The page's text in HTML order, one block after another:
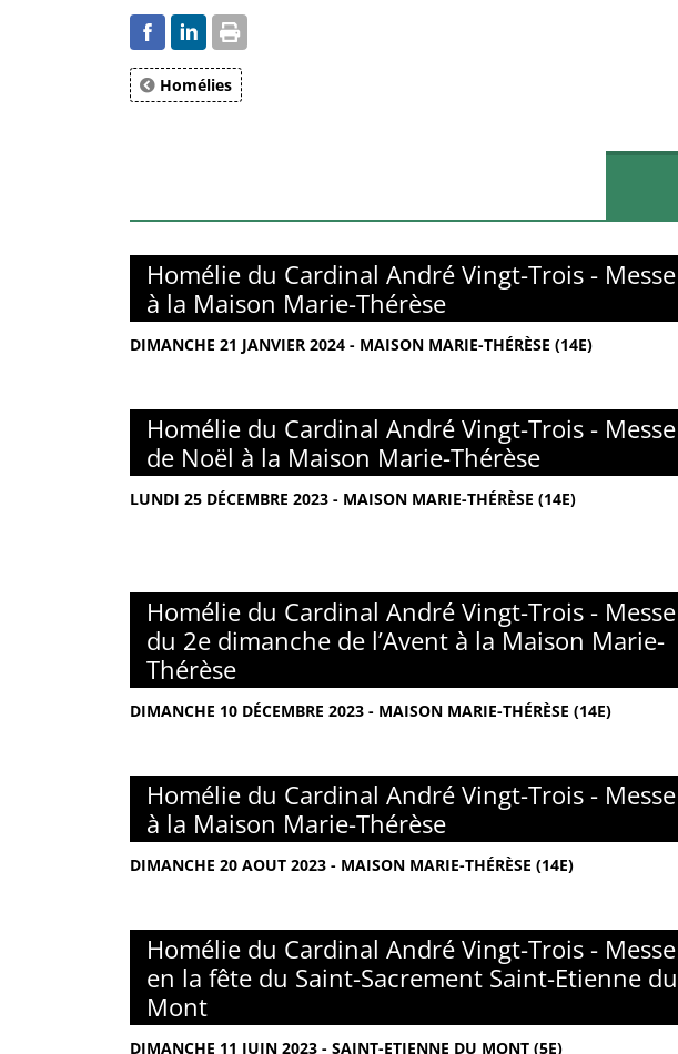
Homélies
Homélie du Cardinal André Vingt-Trois - Messe
à la Maison Marie-Thérèse
DIMANCHE 21 JANVIER 2024 - MAISON MARIE-THÉRÈSE (14E)
Homélie du Cardinal André Vingt-Trois - Messe
de Noël à la Maison Marie-Thérèse
LUNDI 25 DÉCEMBRE 2023 - MAISON MARIE-THÉRÈSE (14E)
Homélie du Cardinal André Vingt-Trois - Messe
du 2e dimanche de l’Avent à la Maison Marie-
Thérèse
DIMANCHE 10 DÉCEMBRE 2023 - MAISON MARIE-THÉRÈSE (14E)
Homélie du Cardinal André Vingt-Trois - Messe
à la Maison Marie-Thérèse
DIMANCHE 20 AOUT 2023 - MAISON MARIE-THÉRÈSE (14E)
Homélie du Cardinal André Vingt-Trois - Messe
en la fête du Saint-Sacrement Saint-Etienne du
Mont
DIMANCHE 11 JUIN 2023 - SAINT-ETIENNE DU MONT (5E)